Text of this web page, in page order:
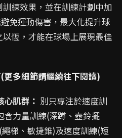
練效果，並在訓練計劃中加
免運動傷害，最大化提升球
恆，才能在球場上展現最佳
更多細節請繼續往下閱讀)
肌群： 別只專注於速度訓
含力量訓練(深蹲、壺鈴擺
梯、敏捷錐)及速度訓練(短